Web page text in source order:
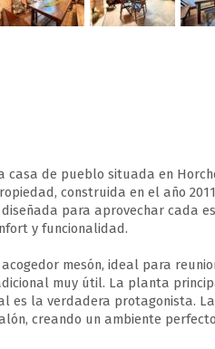
casa de pueblo situada en
construida en el año
para aprovechar cada
y funcionalidad.
mesón, ideal para
muy útil. La planta
es la verdadera protagonista.
creando un ambiente